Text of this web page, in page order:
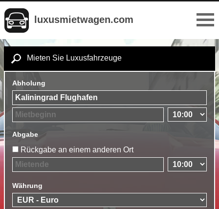
luxusmietwagen.com
Mieten Sie Luxusfahrzeuge
Abholung
Abgabe
Rückgabe an einem anderen Ort
Währung